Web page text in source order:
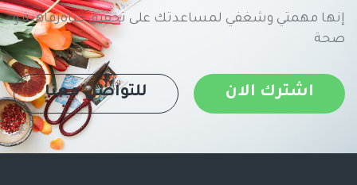
إنها مهمتي وشغفي لمساعدتك على تحقيق حياةرفاهية و
صحة
اشترك الان للتواصل معنا